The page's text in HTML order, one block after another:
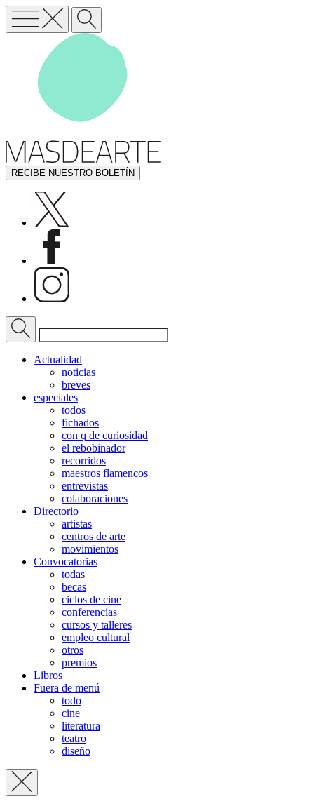
RECIBE NUESTRO BOLETÍN
Actualidad
noticias
breves
especiales
todos
fichados
con q de curiosidad
el rebobinador
recorridos
maestros flamencos
entrevistas
colaboraciones
Directorio
artistas
centros de arte
movimientos
Convocatorias
todas
becas
ciclos de cine
conferencias
cursos y talleres
empleo cultural
otros
premios
Libros
Fuera de menú
todo
cine
literatura
teatro
diseño